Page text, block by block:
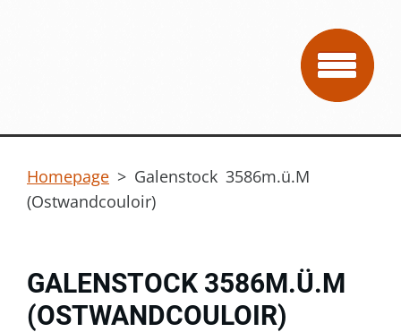
Homepage > Galenstock 3586m.ü.M
(Ostwandcouloir)
GALENSTOCK 3586M.Ü.M
(OSTWANDCOULOIR)